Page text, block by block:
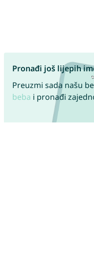
Pronađi još lijepih
Preuzmi sada našu
beba i pronađi